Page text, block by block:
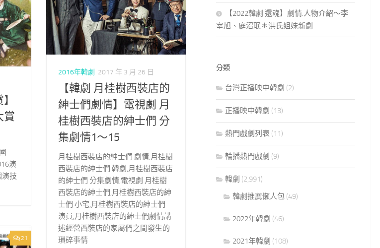
2016年韓劇 2017 年 3 月 26 日
【韓劇 月桂樹西裝店的
紳士們劇情】電視劇 月
桂樹西裝店的紳士們 分
集劇情1～15
月桂樹西裝店的紳士們 劇情,月桂樹
西裝店的紳士們 韓劇,月桂樹西裝店
的紳士們 分集劇情,電視劇 月桂樹
西裝店的紳士們,月桂樹西裝店的紳
士們 小宅,月桂樹西裝店的紳士們
演員,月桂樹西裝店的紳士們劇情講
述經營西裝店的家屬們之間發生的
瑣碎事情
賞
演
演技
21
【2022韓劇 還魂】劇情.人物介紹～李
宰旭、庭沼珉＊洪氏姐妹新劇
分類
台灣正播映中韓劇 (2)
正播映中韓劇 (13)
熱門戲劇列表 (11)
輪播熱門戲劇 (9)
韓劇 (2,991)
韓劇推薦懶人包 (49)
2022年韓劇 (46)
2021年韓劇 (108)